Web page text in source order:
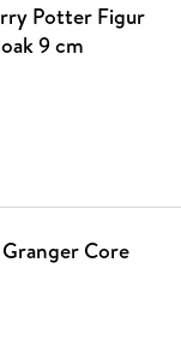
Potter Figur
9 cm
Core